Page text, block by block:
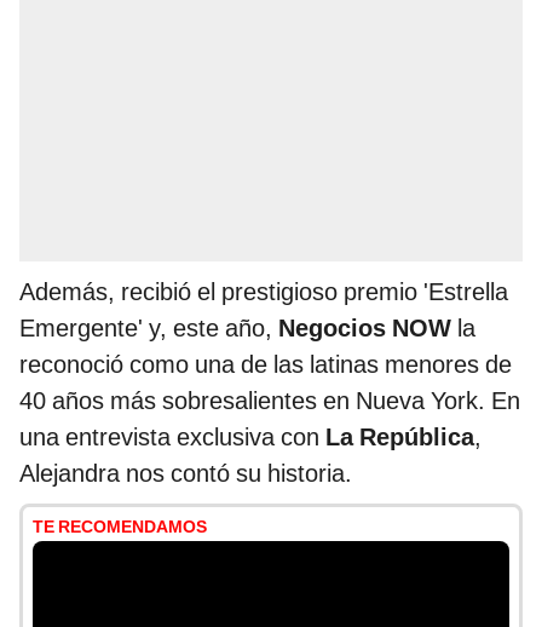
Además, recibió el prestigioso premio 'Estrella
Emergente' y, este año, Negocios NOW la
reconoció como una de las latinas menores de
40 años más sobresalientes en Nueva York. En
una entrevista exclusiva con La República,
Alejandra nos contó su historia.
TE RECOMENDAMOS